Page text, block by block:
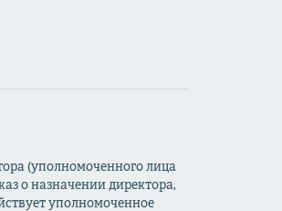
(уполномоченного лица
о назначении директора,
уполномоченное